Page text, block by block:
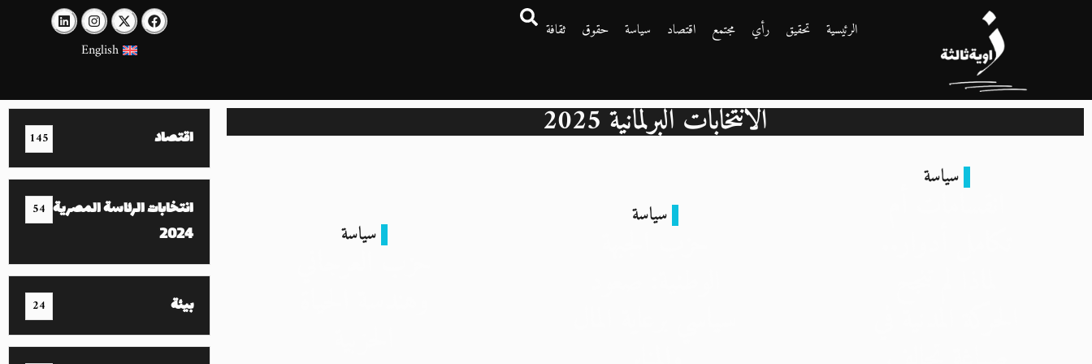
الرئيسية تحقيق رأي مجتمع اقتصاد سياسة حقوق
ثقافة
English
الانتخابات البرلمانية 2025
سياسة
سياسة
سياسة
اقتصاد 145
انتخابات الرئاسة المصرية
2024
54
بيئة 24